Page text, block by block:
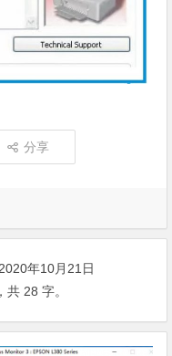
分享
年10月21日
共 28 字。